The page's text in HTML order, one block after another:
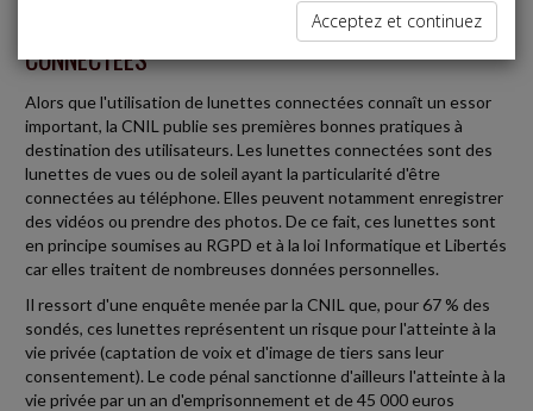
VIE PRIVÉE : ATTENTION AUX LUNETTES
CONNECTÉES
Alors que l'utilisation de lunettes connectées connaît un essor
important, la CNIL publie ses premières bonnes pratiques à
destination des utilisateurs. Les lunettes connectées sont des
lunettes de vues ou de soleil ayant la particularité d'être
connectées au téléphone. Elles peuvent notamment enregistrer
des vidéos ou prendre des photos. De ce fait, ces lunettes sont
en principe soumises au RGPD et à la loi Informatique et Libertés
car elles traitent de nombreuses données personnelles.
Il ressort d'une enquête menée par la CNIL que, pour 67 % des
sondés, ces lunettes représentent un risque pour l'atteinte à la
vie privée (captation de voix et d'image de tiers sans leur
consentement). Le code pénal sanctionne d'ailleurs l'atteinte à la
vie privée par un an d'emprisonnement et de 45 000 euros
Acceptez et continuez